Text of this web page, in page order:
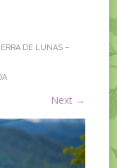
DE LUNAS –
Next →